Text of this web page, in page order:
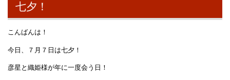
七夕！
こんばんは！
今日、７月７日は七夕！
彦星と織姫様が年に一度会う日！